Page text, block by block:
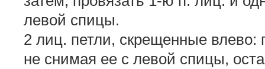
левой спицы.
2 лиц. петли, скрещенные влево:
не снимая ее с левой спицы,